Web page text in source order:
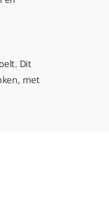
Dit
met